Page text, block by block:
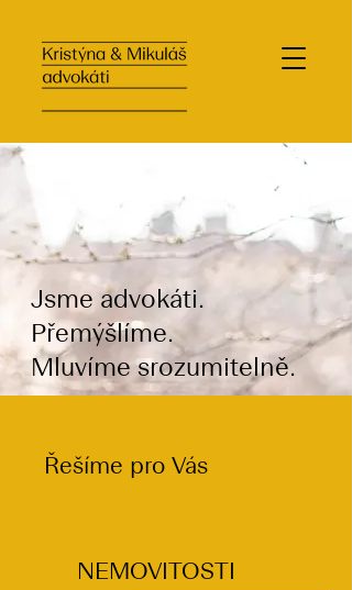
Jsme advokáti.
Přemýšlíme.
Mluvíme srozumitelně.
Řešíme pro Vás
NEMOVITOSTI